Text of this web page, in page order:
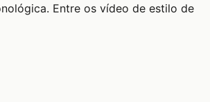
Entre os vídeo de estilo de